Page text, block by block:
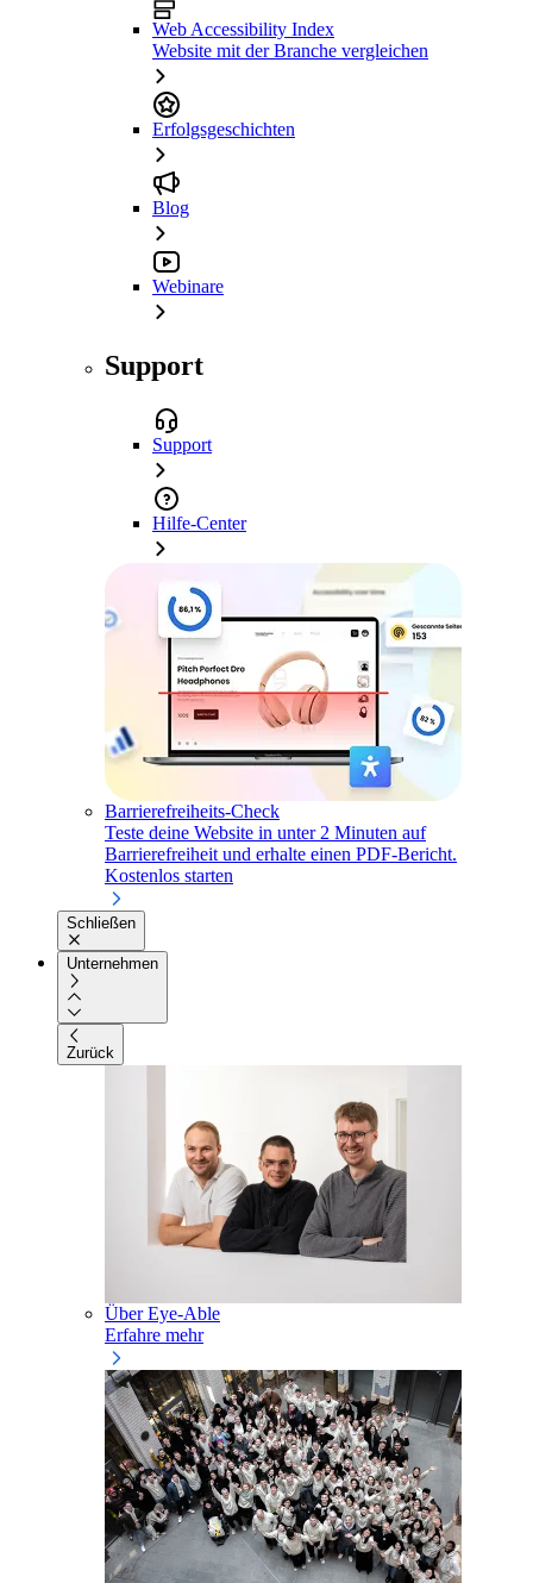
Web Accessibility Index
Website mit der Branche vergleichen
Erfolgsgeschichten
Blog
Webinare
Support
Support
Hilfe-Center
Barrierefreiheits-Check
Teste deine Website in unter 2 Minuten auf
Barrierefreiheit und erhalte einen PDF-Bericht.
Kostenlos starten
Schließen
Unternehmen
Zurück
Über Eye-Able
Erfahre mehr